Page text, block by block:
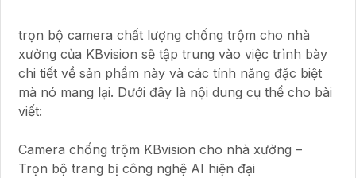
trọn bộ camera chất lượng chống trộm cho nhà
xưởng của KBvision sẽ tập trung vào việc trình bày
chi tiết về sản phẩm này và các tính năng đặc biệt
mà nó mang lại. Dưới đây là nội dung cụ thể cho bài
viết:
Camera chống trộm KBvision cho nhà xưởng –
Trọn bộ trang bị công nghệ AI hiện đại